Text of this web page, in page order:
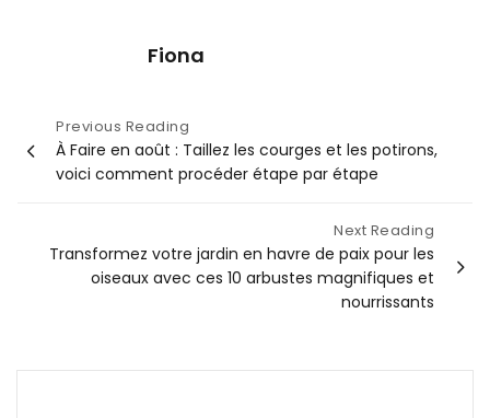
Fiona
Navigation
de
l’article
Previous Reading
À Faire en août : Taillez les courges et les potirons,
voici comment procéder étape par étape
Next Reading
Transformez votre jardin en havre de paix pour les
oiseaux avec ces 10 arbustes magnifiques et
nourrissants